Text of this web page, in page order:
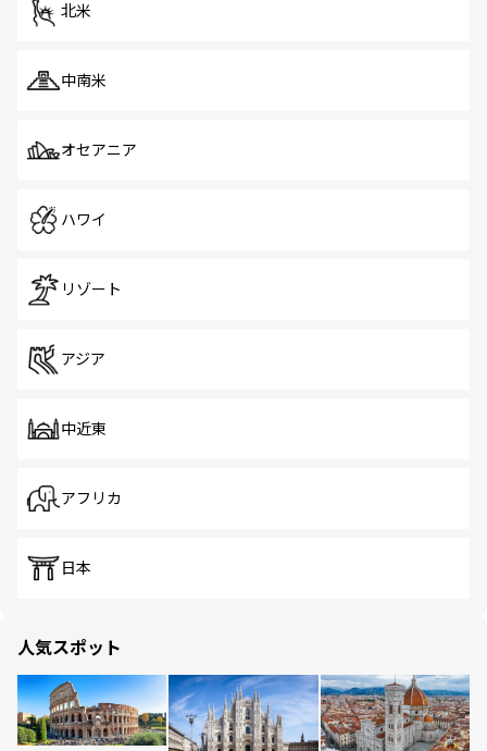
北米
中南米
オセアニア
ハワイ
リゾート
アジア
中近東
アフリカ
日本
人気スポット